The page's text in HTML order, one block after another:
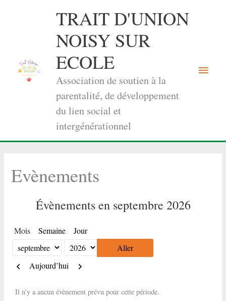
TRAIT D'UNION
NOISY SUR
ECOLE
Association de soutien à la
parentalité, de développement
du lien social et
intergénérationnel
Menu
Evènements
Évènements en septembre 2026
Mois Semaine Jour
Mois
Année
Précédent
Aujourd’hui Suivant
Il n’y a aucun évènement prévu pour cette période.